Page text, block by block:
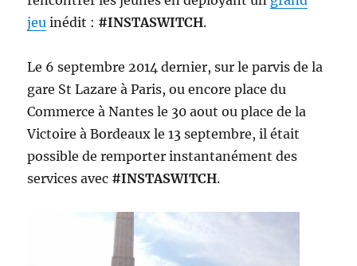
jeu inédit : #INSTASWITCH.
Le 6 septembre 2014 dernier, sur le parvis de la
gare St Lazare à Paris, ou encore place du
Commerce à Nantes le 30 aout ou place de la
Victoire à Bordeaux le 13 septembre, il était
possible de remporter instantanément des
services avec #INSTASWITCH.